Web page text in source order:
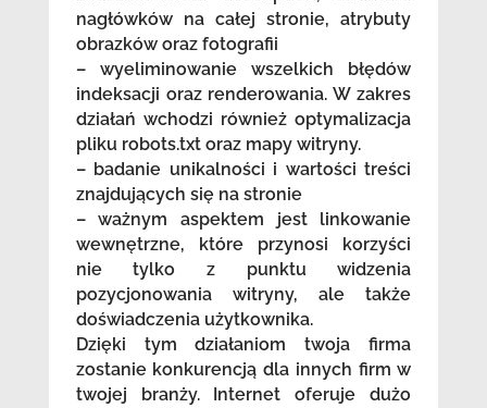
nagłówków na całej stronie, atrybuty
obrazków oraz fotografii
– wyeliminowanie wszelkich błędów
indeksacji oraz renderowania. W zakres
działań wchodzi również optymalizacja
pliku robots.txt oraz mapy witryny.
– badanie unikalności i wartości treści
znajdujących się na stronie
– ważnym aspektem jest linkowanie
wewnętrzne, które przynosi korzyści
nie tylko z punktu widzenia
pozycjonowania witryny, ale także
doświadczenia użytkownika.
Dzięki tym działaniom twoja firma
zostanie konkurencją dla innych firm w
twojej branży. Internet oferuje dużo